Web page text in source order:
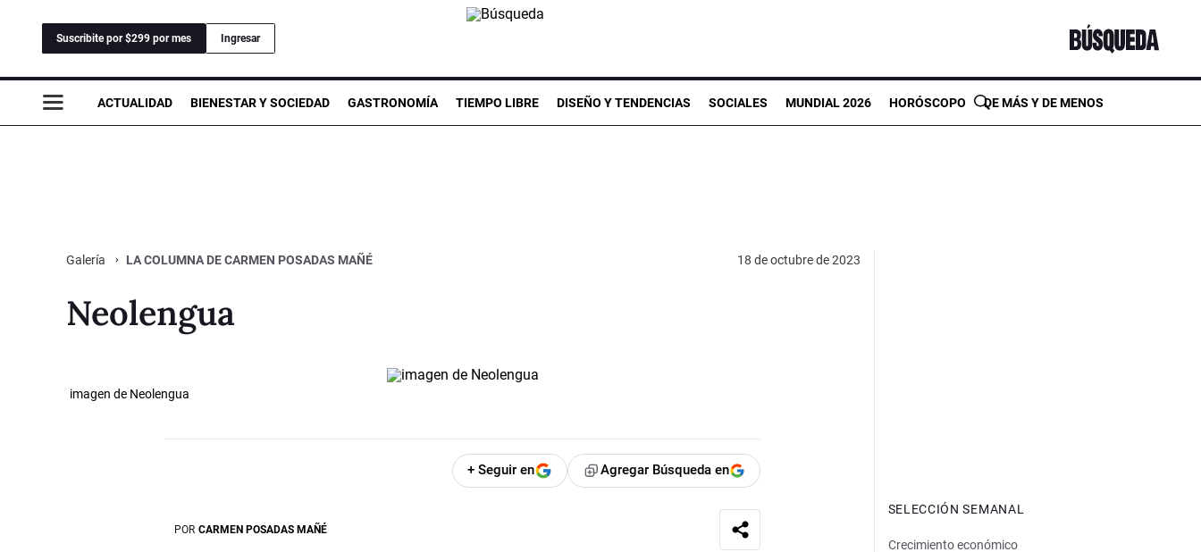
Suscribite por $299 por mes Ingresar
ACTUALIDAD BIENESTAR Y SOCIEDAD GASTRONOMÍA TIEMPO LIBRE DISEÑO Y TENDENCIAS SOCIALES MUNDIAL 2026 HORÓSCOPO DE MÁS Y DE MENOS
Galería LA COLUMNA DE CARMEN POSADAS MAÑÉ 18 de octubre de 2023
Neolengua
imagen de Neolengua
+ Seguir en Agregar Búsqueda en
POR CARMEN POSADAS MAÑÉ
SELECCIÓN SEMANAL
Crecimiento económico